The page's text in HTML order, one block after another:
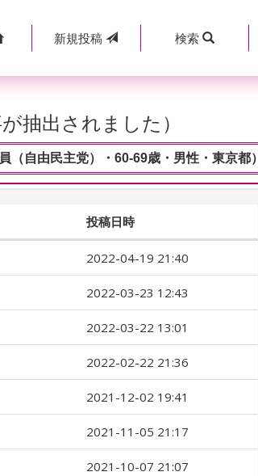
新規投稿 検索
抽出されました）
自由民主党）・60-69歳・男性・東京都）
投稿日時
2022-04-19 21:40
2022-03-23 12:43
2022-03-22 13:01
2022-02-22 21:36
2021-12-02 19:41
2021-11-05 21:17
2021-10-07 21:07